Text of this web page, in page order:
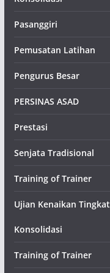
Pasanggiri
Pemusatan Latihan
Pengurus Besar
PERSINAS ASAD
Prestasi
Senjata Tradisional
Training of Trainer
Ujian Kenaikan Tingkat
Konsolidasi
Training of Trainer